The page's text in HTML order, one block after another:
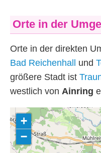
Orte in der
Orte in der direkten
Bad Reichenhall und
größere Stadt ist
westlich von Ainring